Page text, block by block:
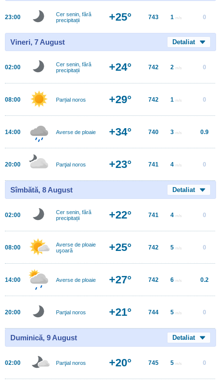
23:00
Cer senin, fără
precipitații
+25° 743 1 m/s 0
Vineri, 7 August Detaliat
02:00
Cer senin, fără
precipitații
+24° 742 2 m/s 0
08:00 Parțial noros +29° 742 1 m/s 0
14:00 Averse de ploaie +34° 740 3 m/s 0.9
20:00 Parţial noros +23° 741 4 m/s 0
Sîmbătă, 8 August Detaliat
02:00
Cer senin, fără
precipitații
+22° 741 4 m/s 0
08:00
Averse de ploaie
uşoară
+25° 742 5 m/s 0
14:00 Averse de ploaie +27° 742 6 m/s 0.2
20:00 Parţial noros +21° 744 5 m/s 0
Duminică, 9 August Detaliat
02:00 Parţial noros +20° 745 5 m/s 0